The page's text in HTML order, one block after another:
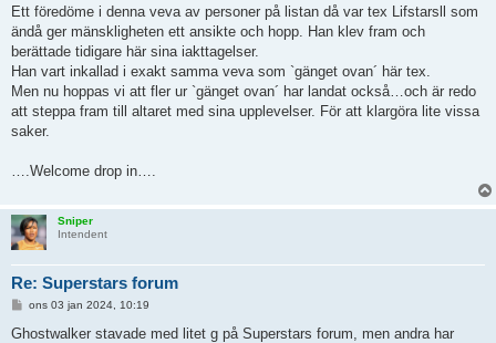
Ett föredöme i denna veva av personer på listan då var tex Lifstarsll som
ändå ger mänskligheten ett ansikte och hopp. Han klev fram och
berättade tidigare här sina iakttagelser.
Han vart inkallad i exakt samma veva som `gänget ovan´ här tex.
Men nu hoppas vi att fler ur `gänget ovan´ har landat också…och är redo
att steppa fram till altaret med sina upplevelser. För att klargöra lite vissa
saker.
….Welcome drop in….
Sniper
Intendent
Re: Superstars forum
l
ons 03 jan 2024, 10:19
Ghostwalker stavade med litet g på Superstars forum, men andra har